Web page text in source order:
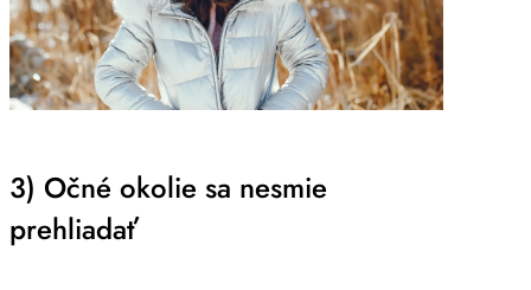
3) Očné okolie sa nesmie
prehliadať